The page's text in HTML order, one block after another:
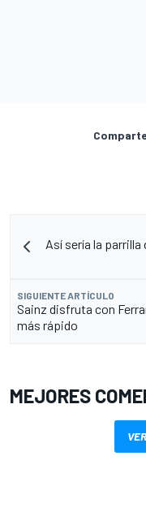
Así sería la
SIGUIENTE ARTÍCULO
Sainz disfruta con
más rápido
MEJORES